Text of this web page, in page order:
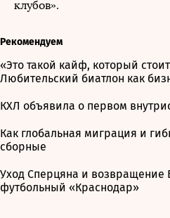
клубов».
Рекомендуем
«Это такой кайф, который
Любительский биатлон как
КХЛ объявила о первом
Как глобальная миграция и
сборные
Уход Сперцяна и возвращение
футбольный «Краснодар»